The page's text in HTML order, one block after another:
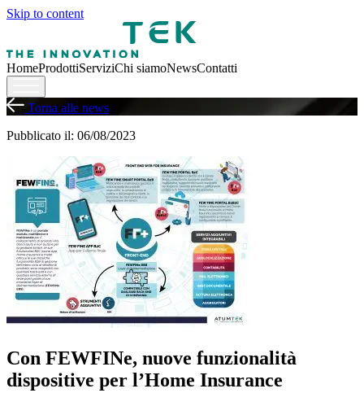
Skip to content
HomeProdottiServiziChi siamoNewsContatti
Torna alle news
Pubblicato il: 06/08/2023
Con FEWFINe, nuove funzionalità
dispositive per l’Home Insurance